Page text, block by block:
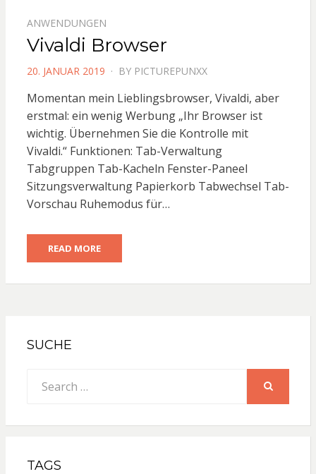
ANWENDUNGEN
Vivaldi Browser
POSTED
20. JANUAR 2019 BY PICTUREPUNXX
Momentan mein Lieblingsbrowser, Vivaldi, aber
erstmal: ein wenig Werbung „Ihr Browser ist
wichtig. Übernehmen Sie die Kontrolle mit
Vivaldi.“ Funktionen: Tab-Verwaltung
Tabgruppen Tab-Kacheln Fenster-Paneel
Sitzungsverwaltung Papierkorb Tabwechsel Tab-
Vorschau Ruhemodus für…
READ MORE
SUCHE
for:
TAGS